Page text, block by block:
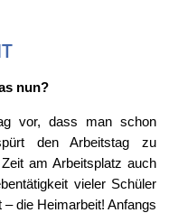
nun?
vor, dass man schon
den Arbeitstag zu
am Arbeitsplatz auch
vieler Schüler
die Heimarbeit! Anfangs